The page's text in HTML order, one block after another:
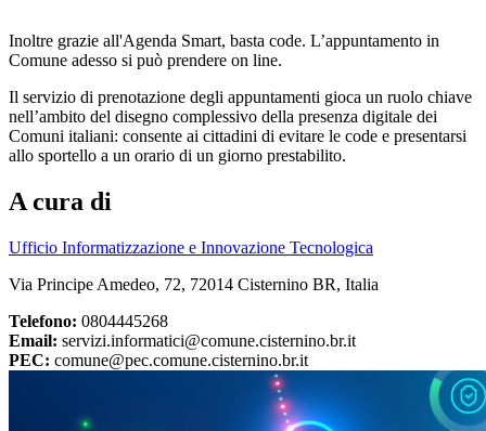
Inoltre grazie all'Agenda Smart, basta code. L’appuntamento in
Comune adesso si può prendere on line.
Il servizio di prenotazione degli appuntamenti gioca un ruolo chiave
nell’ambito del disegno complessivo della presenza digitale dei
Comuni italiani: consente ai cittadini di evitare le code e presentarsi
allo sportello a un orario di un giorno prestabilito.
A cura di
Ufficio Informatizzazione e Innovazione Tecnologica
Via Principe Amedeo, 72, 72014 Cisternino BR, Italia
Telefono: 0804445268
Email: servizi.informatici@comune.cisternino.br.it
PEC: comune@pec.comune.cisternino.br.it